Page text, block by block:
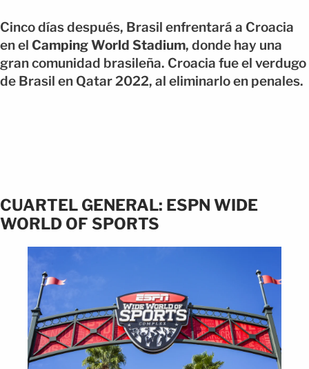
Cinco días después, Brasil enfrentará a Croacia
en el Camping World Stadium, donde hay una
gran comunidad brasileña. Croacia fue el verdugo
de Brasil en Qatar 2022, al eliminarlo en penales.
CUARTEL GENERAL: ESPN WIDE
WORLD OF SPORTS